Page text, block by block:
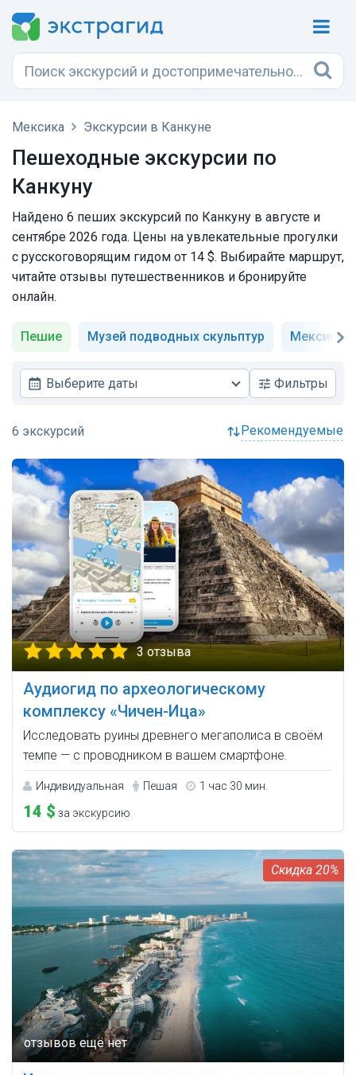
Мексика Экскурсии в Канкуне
Пешеходные экскурсии по
Канкуну
Найдено 6 пеших экскурсий по Канкуну в августе и
сентябре 2026 года. Цены на увлекательные прогулки
с русскоговорящим гидом от 14 $. Выбирайте маршрут,
читайте отзывы путешественников и бронируйте
онлайн.
Пешие Музей подводных скульптур Мексика
Выберите даты Фильтры
рекомендуемые
3 отзыва
Аудиогид по археологическому
комплексу «Чичен-Ица»
Исследовать руины древнего мегаполиса в своём
темпе — с проводником в вашем смартфоне.
Индивидуальная Пешая 1 час 30 мин.
14 $ за экскурсию
20%